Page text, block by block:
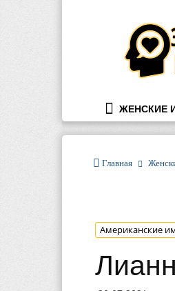
ЖЕНСКИЕ
Главная
Американские